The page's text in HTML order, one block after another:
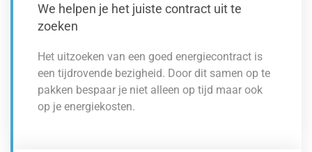
We helpen je het juiste contract uit te
zoeken
Het uitzoeken van een goed energiecontract is
een tijdrovende bezigheid. Door dit samen op te
pakken bespaar je niet alleen op tijd maar ook
op je energiekosten.